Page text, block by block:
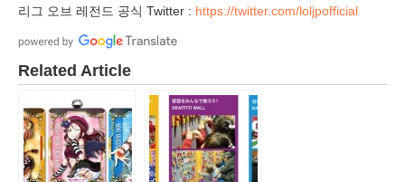
리그 오브 레전드 공식 Twitter : https://twitter.com/loljpofficial
Related Article